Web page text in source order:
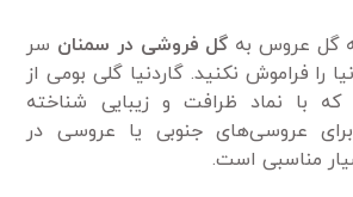
گل عروس به گل فروشی در سمنان سر
را فراموش نکنید. گاردنیا گلی بومی‌ از
با نماد ظرافت و زیبایی شناخته
عروسی‌های جنوبی یا عروسی در
مناسبی است.